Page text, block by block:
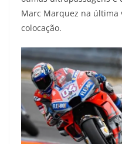
Marc Marquez na última
colocação.